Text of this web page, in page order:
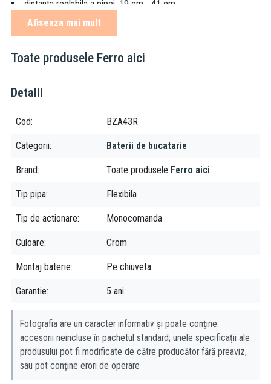
distanta reglabila a pipei: 19 cm - 41 cm
inaltime reglabila a pipei: 34 cm - 42 cm
Sfaturi de curățare și îngrijire:
folosiți o cârpă moale din bumbac, agenți de curățare neutri și
recomandăm să curățați bateriile în mod regulat.
Despre brand:
Ferro este una dintre cele mai puternice companii producatoare
de accesorii tehnico-sanitare, armaturi si sisteme de incalzire din
sud-estul Europei. Fiind prezenta pe piata de mai bine de 20 de
ani, grupul Ferro isi asigura locul prin faptul ca produsele lor
Afiseaza mai mult
Toate produsele Ferro aici
Detalii
Cod BZA43R
Categorii Baterii de bucatarie
Brand Toate produsele Ferro aici
Tip pipa Flexibila
Tip de actionare Monocomanda
Culoare Crom
Montaj baterie Pe chiuveta
Garantie 5 ani
Fotografia are un caracter informativ și poate conține
accesorii neincluse în pachetul standard; unele specificații ale
produsului pot fi modificate de către producător fără preaviz,
sau pot conține erori de operare